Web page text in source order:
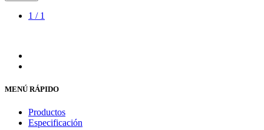
1 / 1
MENÚ RÁPIDO
Productos
Especificación